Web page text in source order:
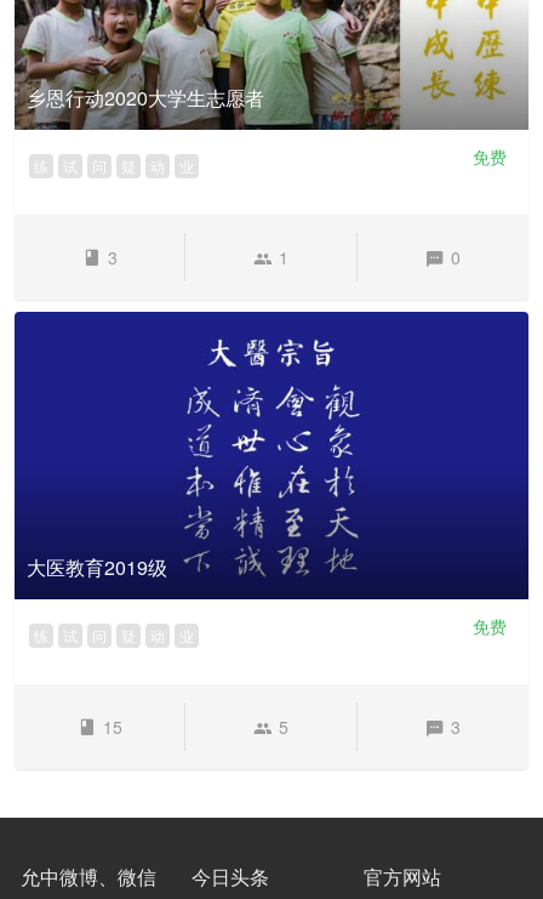
乡恩行动2020大学生志愿者
练 试 问 疑 动 业 免费
3 1 0
大医教育2019级
练 试 问 疑 动 业 免费
15 5 3
允中微博、微信 今日头条 官方网站